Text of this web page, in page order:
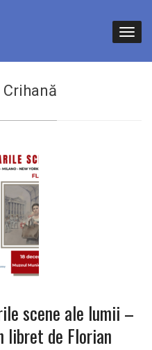
scene ale lumii –
libret de Florian